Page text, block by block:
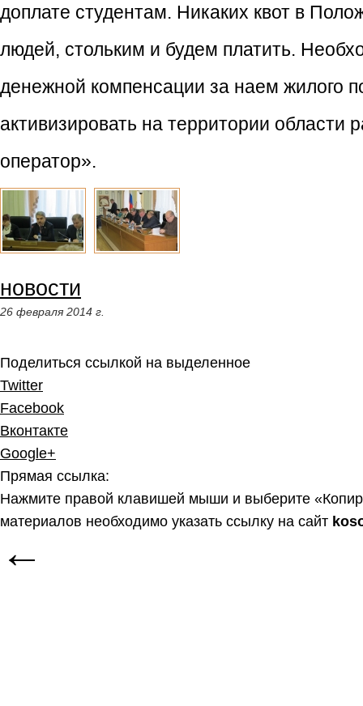
доплате студентам. Никаких квот в
людей, стольким и будем платить.
денежной компенсации за наем жилого
активизировать на территории
оператор».
новости
26 февраля 2014 г.
Поделиться ссылкой на выделенное
Twitter
Facebook
Вконтакте
Google+
Прямая ссылка:
Нажмите правой клавишей мыши и выберите
материалов необходимо указать ссылку на сайт
←